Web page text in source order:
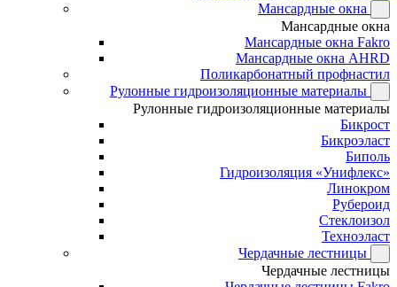
Мансардные окна
Мансардные окна
Мансардные окна Fakro
Мансардные окна AHRD
Поликарбонатный профнастил
Рулонные гидроизоляционные материалы
Рулонные гидроизоляционные материалы
Бикрост
Бикроэласт
Биполь
Гидроизоляция «Унифлекс»
Линокром
Рубероид
Стеклоизол
Техноэласт
Чердачные лестницы
Чердачные лестницы